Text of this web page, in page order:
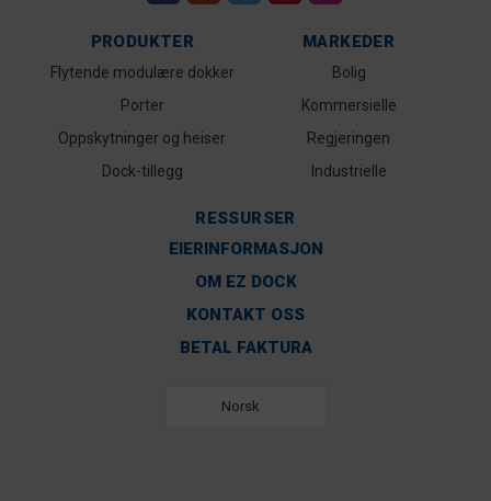
PRODUKTER
Flytende modulære dokker
Porter
Oppskytninger og heiser
Dock-tillegg
MARKEDER
Bolig
Kommersielle
Regjeringen
Industrielle
RESSURSER
EIERINFORMASJON
OM EZ DOCK
KONTAKT OSS
BETAL FAKTURA
Norsk